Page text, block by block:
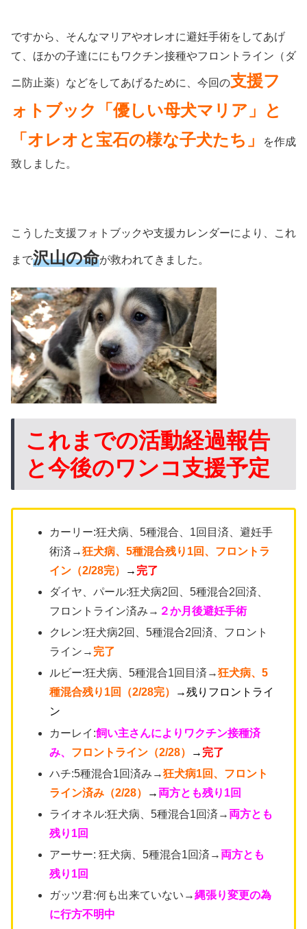
ですから、そんなマリアやオレオに避妊手術をしてあげ
て、ほかの子達ににもワクチン接種やフロントライン（ダ
ニ防止薬）などをしてあげるために、今回の支援フ
ォトブック「優しい母犬マリア」と
「オレオと宝石の様な子犬たち」
を作成
致しました。
こうした支援フォトブックや支援カレンダーにより、これ
まで沢山の命が救われてきました。
これまでの活動経過報告
と今後のワンコ支援予定
カーリー:狂犬病、5種混合、1回目済、避妊手
術済→狂犬病、5種混合残り1回、フロントラ
イン（2/28完）
→ 完了
ダイヤ、パール:狂犬病2回、5種混合2回済、
フロントライン済み→ ２か月後避妊手術
クレン:狂犬病2回、5種混合2回済、フロント
ライン→ 完了
ルビー:狂犬病、5種混合1回目済→狂犬病、5
種混合残り1回
（2/28完）
→残りフロントライ
ン
カーレイ:飼い主さんによりワクチン接種済
み、 フロントライン（2/28） → 完了
ハチ:5種混合1回済み→狂犬病1回、フロント
ライン済み（2/28）
→ 両方とも残り1回
ライオネル:狂犬病、5種混合1回済→ 両方とも
残り1回
アーサー: 狂犬病、5種混合1回済→ 両方とも
残り1回
ガッツ君:何も出来ていない→縄張り変更の為
に行方不明中